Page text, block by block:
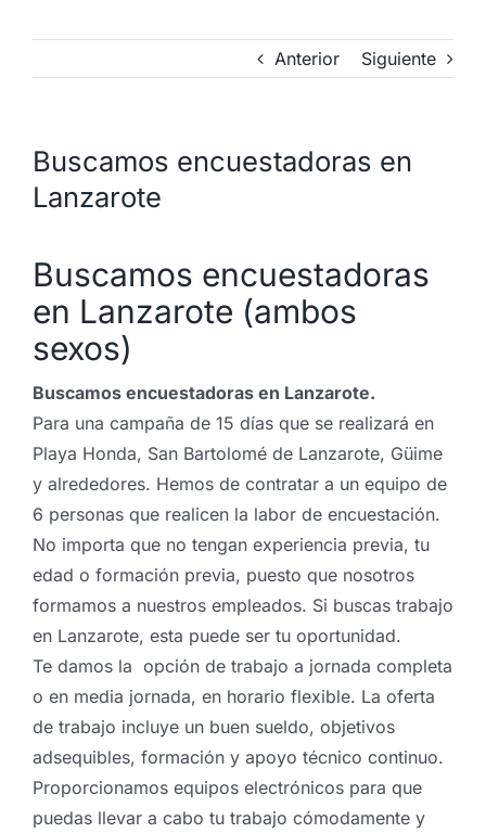
Anterior Siguiente
Buscamos encuestadoras en
Lanzarote
Buscamos encuestadoras
en Lanzarote (ambos
sexos)
Buscamos encuestadoras en Lanzarote.
Para una campaña de 15 días que se realizará en
Playa Honda, San Bartolomé de Lanzarote, Güime
y alrededores. Hemos de contratar a un equipo de
6 personas que realicen la labor de encuestación.
No importa que no tengan experiencia previa, tu
edad o formación previa, puesto que nosotros
formamos a nuestros empleados. Si buscas trabajo
en Lanzarote, esta puede ser tu oportunidad.
Te damos la opción de trabajo a jornada completa
o en media jornada, en horario flexible. La oferta
de trabajo incluye un buen sueldo, objetivos
adsequibles, formación y apoyo técnico continuo.
Proporcionamos equipos electrónicos para que
puedas llevar a cabo tu trabajo cómodamente y